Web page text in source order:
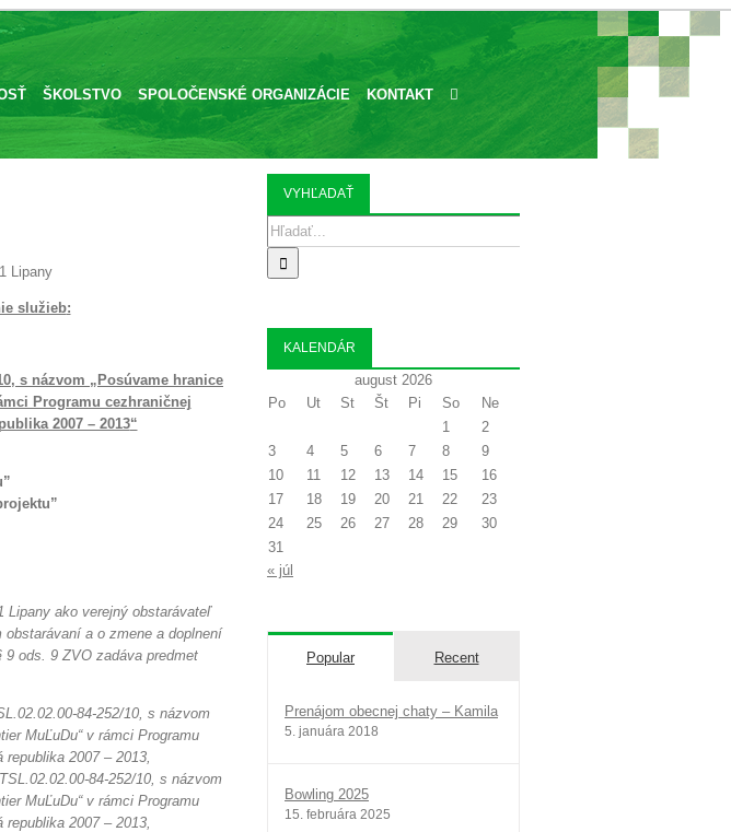
ŠKOLSTVO SPOLOČENSKÉ ORGANIZÁCIE KONTAKT
Lipany
služieb:
s názvom „Posúvame hranice
Programu cezhraničnej
2007 – 2013“
Lipany ako verejný obstarávateľ
a o zmene a doplnení
ods. 9 ZVO zadáva predmet
84-252/10, s názvom
MuĽuDu“ v rámci Programu
2007 – 2013,
84-252/10, s názvom
MuĽuDu“ v rámci Programu
2007 – 2013,
VYHĽADAŤ
Search
for:
KALENDÁR
august 2026
Po
Ut St Št Pi So
Ne
1
2
3
4 5 6 7 8
9
10
11 12 13 14 15
16
17
18 19 20 21 22
23
24
25 26 27 28 29
30
31
« júl
Popular Recent
Prenájom obecnej chaty – Kamila
5. januára 2018
Bowling 2025
15. februára 2025